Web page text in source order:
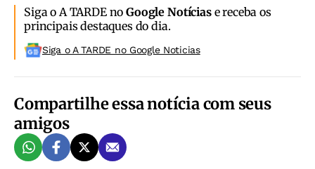
Siga o A TARDE noGoogle Notíciase receba os
principais destaques do dia.
Siga o A TARDE no Google Noticias
Compartilhe essa notícia com seus
amigos